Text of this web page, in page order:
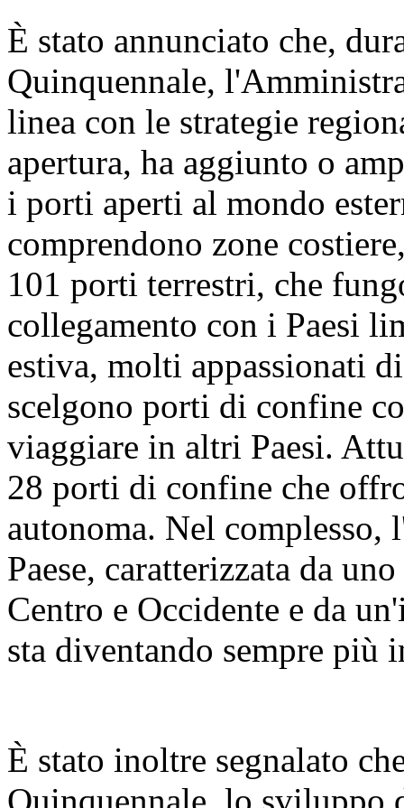
È stato annunciato che,
Quinquennale,
linea con le strategie
apertura, ha aggiunto o
i porti aperti al mondo
comprendono zone
101 porti terrestri, che
collegamento con i Paesi
estiva, molti appassionati
scelgono porti di confine
viaggiare in altri Paesi.
28 porti di confine che
autonoma. Nel
Paese, caratterizzata da
Centro e Occidente e da
sta diventando sempre più
È stato inoltre segnalato
Quinquennale, lo sviluppo